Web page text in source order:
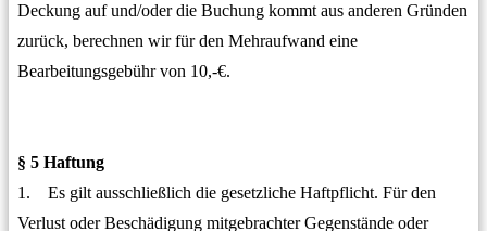
Deckung auf und/oder die Buchung kommt aus anderen Gründen
zurück, berechnen wir für den Mehraufwand eine
Bearbeitungsgebühr von 10,-€.
§ 5 Haftung
1. Es gilt ausschließlich die gesetzliche Haftpflicht. Für den
Verlust oder Beschädigung mitgebrachter Gegenstände oder